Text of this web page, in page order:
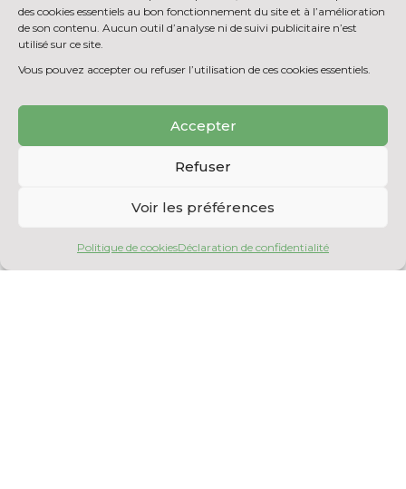
des cookies essentiels au bon fonctionnement du site et à l’amélioration
de son contenu. Aucun outil d’analyse ni de suivi publicitaire n’est
utilisé sur ce site.
Vous pouvez accepter ou refuser l’utilisation de ces cookies essentiels.
Accepter
Refuser
Voir les préférences
Politique de cookiesDéclaration de confidentialité
quod mazim placerat facer possim assum.
Lorem ipsum dolor sit amet, consectetuer
euismod tincidunt ut laoreet dolore magna
ullamcorper suscipit lobortis nisl ut aliquip
in vulputate velit esse molestie consequat,